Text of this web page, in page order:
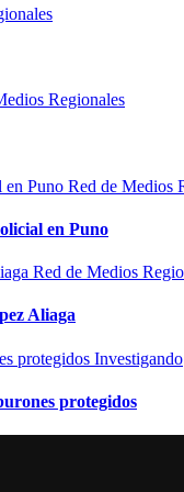
Regionales
Red de Medios
en Puno
Red de Medios
Aliaga
Investigando
protegidos